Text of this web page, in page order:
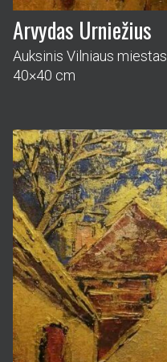
Arvydas Urniežius
Auksinis Vilniaus miestas
40×40 cm